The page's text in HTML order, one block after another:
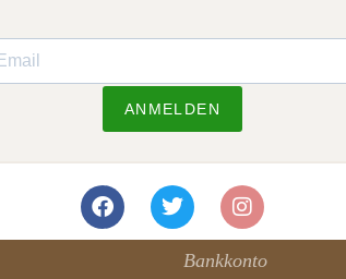
ANMELDEN
Bankkonto